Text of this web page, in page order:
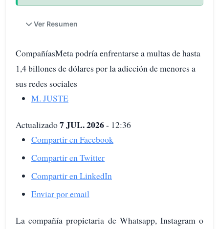
Ver Resumen
CompañíasMeta podría enfrentarse a multas de hasta
1,4 billones de dólares por la adicción de menores a
sus redes sociales
M. JUSTE
Actualizado7 JUL. 2026- 12:36
Compartir en Facebook
Compartir en Twitter
Compartir en LinkedIn
Enviar por email
La compañía propietaria de Whatsapp, Instagram o